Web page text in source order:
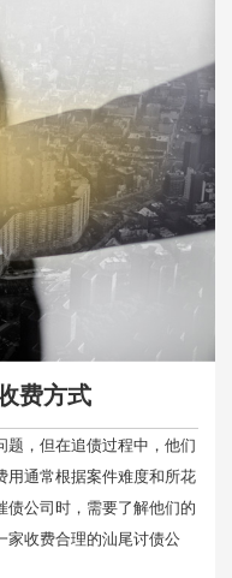
费方式
题，但在追债过程中，他们
用通常根据案件难度和所花
债公司时，需要了解他们的
家收费合理的汕尾讨债公